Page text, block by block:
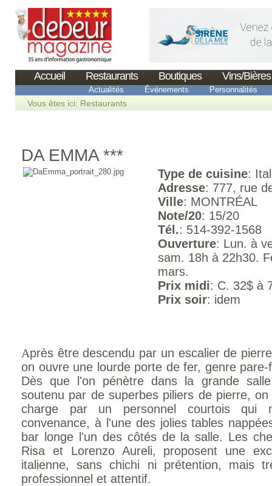
Accueil Restaurants Boutiques Vins/Bières
Actualités Événements Personnalités
Vous êtes ici: Restaurants
DA EMMA ***
Type de cuisine:
Adresse: 777, rue
Ville: MONTRÉAL
Note/20: 15/20
Tél.: 514-392-1568
Ouverture: Lun. à
sam. 18h à 22h30.
mars.
Prix midi: C. 32$ à
Prix soir: idem
Après être descendu par un escalier de
on ouvre une lourde porte de fer, genre
Dès que l'on pénètre dans la grande
soutenu par de superbes piliers de pierre,
charge par un personnel courtois qui
convenance, à l'une des jolies tables
bar longe l'un des côtés de la salle. Les
Risa et Lorenzo Aureli, proposent une
italienne, sans chichi ni prétention, mais
professionnel et attentif.